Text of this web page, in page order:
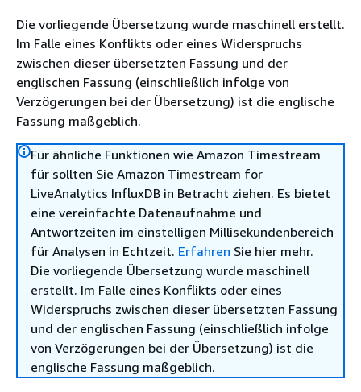
Die vorliegende Übersetzung wurde maschinell erstellt.
Im Falle eines Konflikts oder eines Widerspruchs
zwischen dieser übersetzten Fassung und der
englischen Fassung (einschließlich infolge von
Verzögerungen bei der Übersetzung) ist die englische
Fassung maßgeblich.
Für ähnliche Funktionen wie Amazon Timestream
für sollten Sie Amazon Timestream for
LiveAnalytics InfluxDB in Betracht ziehen. Es bietet
eine vereinfachte Datenaufnahme und
Antwortzeiten im einstelligen Millisekundenbereich
für Analysen in Echtzeit. Erfahren Sie hier mehr.
Die vorliegende Übersetzung wurde maschinell
erstellt. Im Falle eines Konflikts oder eines
Widerspruchs zwischen dieser übersetzten Fassung
und der englischen Fassung (einschließlich infolge
von Verzögerungen bei der Übersetzung) ist die
englische Fassung maßgeblich.